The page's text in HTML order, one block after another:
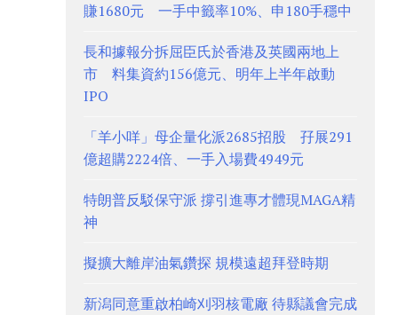
賺1680元 一手中籤率10%、申180手穩中
長和據報分拆屈臣氏於香港及英國兩地上
市 料集資約156億元、明年上半年啟動
IPO
「羊小咩」母企量化派2685招股 孖展291
億超購2224倍、一手入場費4949元
特朗普反駁保守派 撐引進專才體現MAGA精
神
擬擴大離岸油氣鑽探 規模遠超拜登時期
新潟同意重啟柏崎刈羽核電廠 待縣議會完成